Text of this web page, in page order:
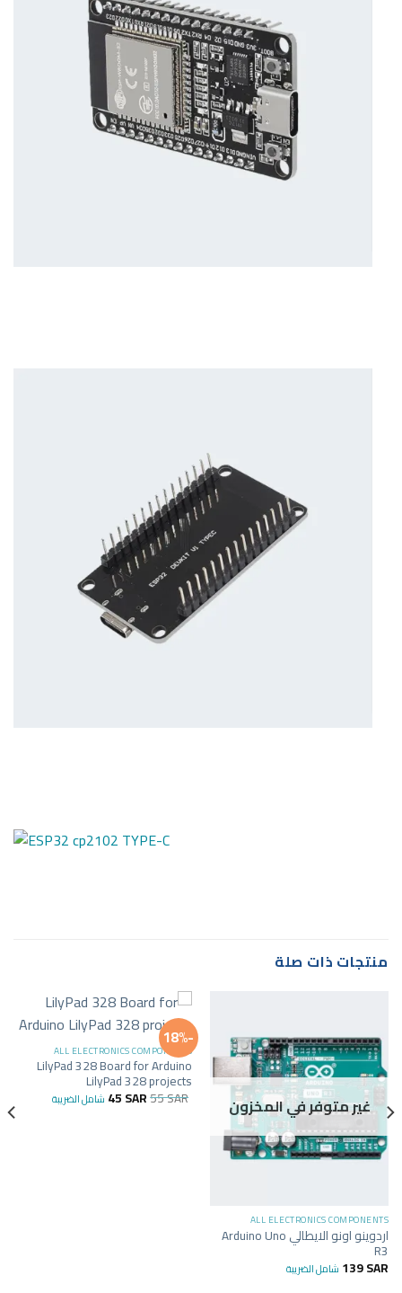
منتجات ذات صلة
غير متوفر في المخزون
ALL ELECTRONICS COMPONENTS
اردوينو اونو الايطالي Arduino Uno
R3
139SAR شامل الضريبة
-18%
ALL ELECTRONICS COMPONENTS
LilyPad 328 Board for Arduino
LilyPad 328 projects
55SAR
45SAR شامل الضريبة